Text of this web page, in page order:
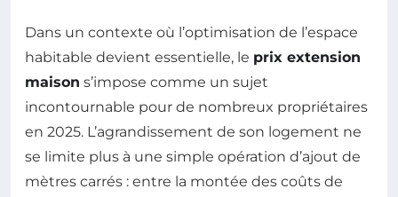
Dans un contexte où l’optimisation de l’espace
habitable devient essentielle, le prix extension
maison s’impose comme un sujet
incontournable pour de nombreux propriétaires
en 2025. L’agrandissement de son logement ne
se limite plus à une simple opération d’ajout de
mètres carrés : entre la montée des coûts de